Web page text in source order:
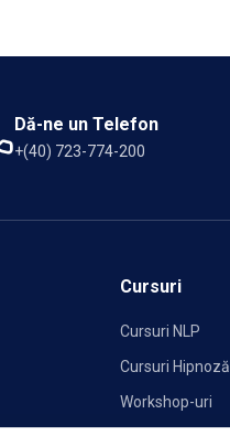
Dă-ne un Telefon
+(40) 723-774-200
Cursuri
Cursuri NLP
Cursuri Hipnoză
Workshop-uri